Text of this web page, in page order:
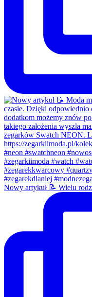
Nowy artykuł 📝 Wielu